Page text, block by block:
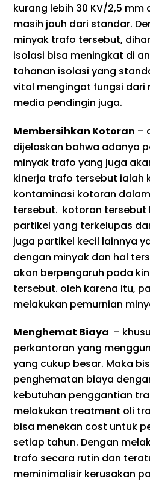
kurang lebih 30 KV/2,5
masih jauh dari standar.
minyak trafo tersebut,
isolasi bisa meningkat di
tahanan isolasi yang
vital mengingat fungsi dari
media pendingin juga.
Membersihkan Kotoran –
dijelaskan bahwa adanya
minyak trafo yang juga
kinerja trafo tersebut ialah
kontaminasi kotoran
tersebut. kotoran tersebut
partikel yang terkelupas
juga partikel kecil lainnya
dengan minyak dan hal
akan berpengaruh pada
tersebut. oleh karena itu,
melakukan pemurnian
Menghemat Biaya –
perkantoran yang
yang cukup besar. Maka
penghematan biaya
kebutuhan penggantian
melakukan treatment oli
bisa menekan cost untuk
setiap tahun. Dengan
trafo secara rutin dan
meminimalisir kerusakan